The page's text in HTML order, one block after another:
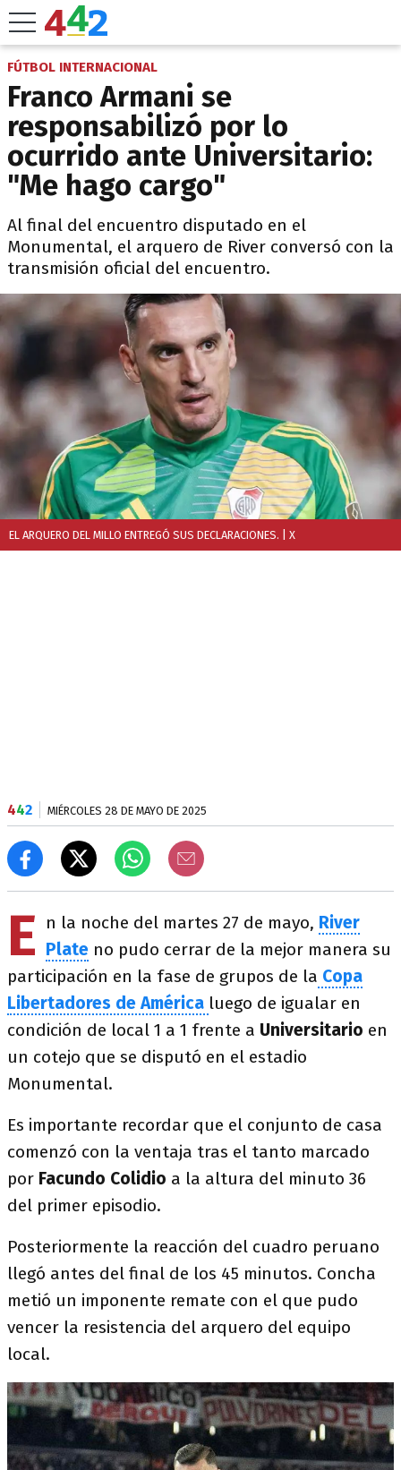
FÚTBOL INTERNACIONAL
Franco Armani se
responsabilizó por lo
ocurrido ante Universitario:
"Me hago cargo"
Al final del encuentro disputado en el
Monumental, el arquero de River conversó con la
transmisión oficial del encuentro.
EL ARQUERO DEL MILLO ENTREGÓ SUS DECLARACIONES. | X
442 MIÉRCOLES 28 DE MAYO DE 2025
E n la noche del martes 27 de mayo, River
Plate no pudo cerrar de la mejor manera su
participación en la fase de grupos de la Copa
Libertadores de América luego de igualar en
condición de local 1 a 1 frente a Universitario en
un cotejo que se disputó en el estadio
Monumental.
Es importante recordar que el conjunto de casa
comenzó con la ventaja tras el tanto marcado
por Facundo Colidio a la altura del minuto 36
del primer episodio.
Posteriormente la reacción del cuadro peruano
llegó antes del final de los 45 minutos. Concha
metió un imponente remate con el que pudo
vencer la resistencia del arquero del equipo
local.